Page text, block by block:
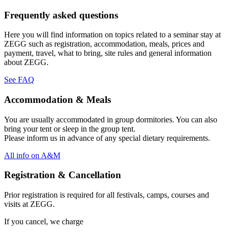
Frequently asked questions
Here you will find information on topics related to a seminar stay at
ZEGG such as registration, accommodation, meals, prices and
payment, travel, what to bring, site rules and general information
about ZEGG.
See FAQ
Accommodation & Meals
You are usually accommodated in group dormitories. You can also
bring your tent or sleep in the group tent.
Please inform us in advance of any special dietary requirements.
All info on A&M
Registration & Cancellation
Prior registration is required for all festivals, camps, courses and
visits at ZEGG.
If you cancel, we charge